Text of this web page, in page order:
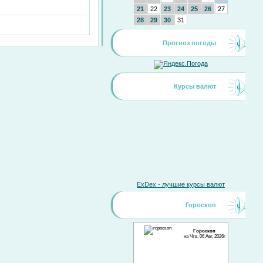
21
22 23 24 25 26
27
28
29 30 31
Прогноз погоды
Курсы валют
ExDex - лучшие курсы валют
Гороскоп
Гороскоп
на Чтв, 06 Авг, 2026г